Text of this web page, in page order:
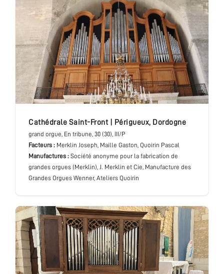
cathédrale Saint-Front| Périgueux, Dordogne
grand orgue, En tribune, 30 (30), III/P
Facteurs : Merklin Joseph, Maille Gaston, Quoirin Pascal
Manufactures : Société anonyme pour la fabrication de
grandes orgues (Merklin), J. Merklin et Cie, Manufacture des
Grandes Orgues Wenner, Ateliers Quoirin